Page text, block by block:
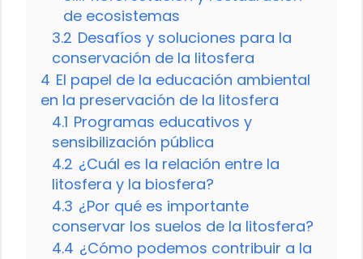
de ecosistemas
3.2 Desafíos y soluciones para la
conservación de la litosfera
4 El papel de la educación ambiental
en la preservación de la litosfera
4.1 Programas educativos y
sensibilización pública
4.2 ¿Cuál es la relación entre la
litosfera y la biosfera?
4.3 ¿Por qué es importante
conservar los suelos de la litosfera?
4.4 ¿Cómo podemos contribuir a la